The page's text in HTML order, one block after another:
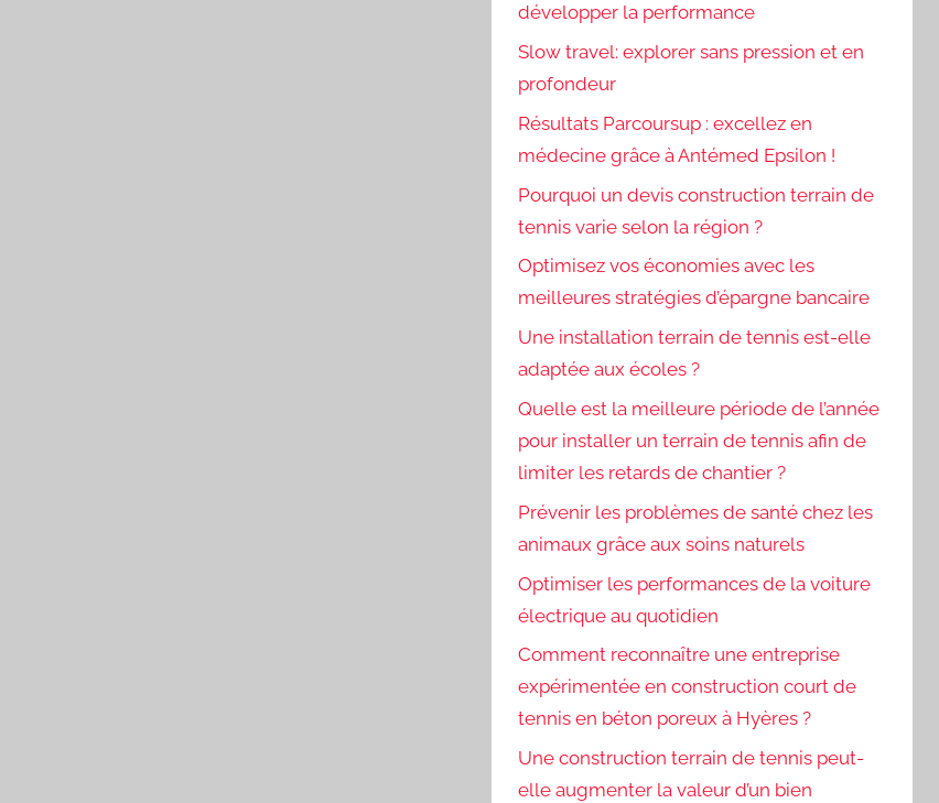
développer la performance
Slow travel: explorer sans pression et en
profondeur
Résultats Parcoursup : excellez en
médecine grâce à Antémed Epsilon !
Pourquoi un devis construction terrain de
tennis varie selon la région ?
Optimisez vos économies avec les
meilleures stratégies d’épargne bancaire
Une installation terrain de tennis est-elle
adaptée aux écoles ?
Quelle est la meilleure période de l’année
pour installer un terrain de tennis afin de
limiter les retards de chantier ?
Prévenir les problèmes de santé chez les
animaux grâce aux soins naturels
Optimiser les performances de la voiture
électrique au quotidien
Comment reconnaître une entreprise
expérimentée en construction court de
tennis en béton poreux à Hyères ?
Une construction terrain de tennis peut-
elle augmenter la valeur d’un bien